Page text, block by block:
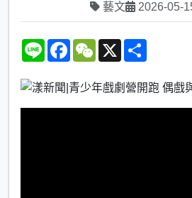
藝文 2026-05-
L
F
b
W
a
X
e